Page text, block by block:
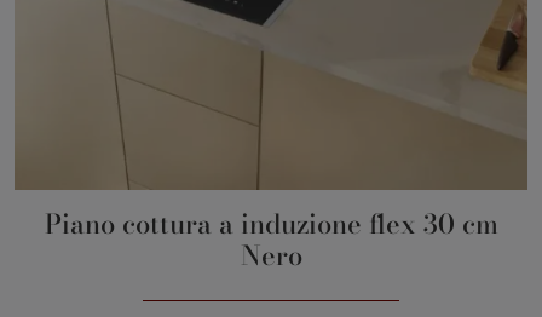
Piano cottura a induzione flex 30 cm
Nero